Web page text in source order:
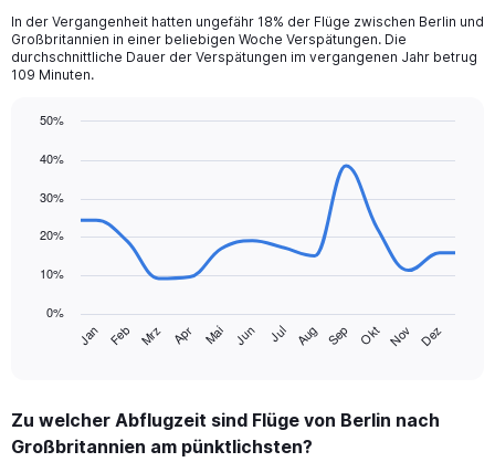
The
chart
has
Y
displaying
Range:
to
In der Vergangenheit hatten ungefähr 18% der Flüge zwischen Berlin und
Großbritannien in einer beliebigen Woche Verspätungen. Die
durchschnittliche Dauer der Verspätungen im vergangenen Jahr betrug
109 Minuten.
chart
14
points.
The
has
categories.
Range:
graphic.
Jan Feb Mrz Apr Mai Jun Jul Aug Sep Okt Nov Dez
0%
10%
20%
30%
40%
50%
Zu welcher Abflugzeit sind Flüge von Berlin nach
Großbritannien am pünktlichsten?